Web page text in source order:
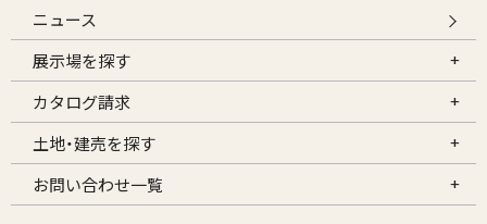
ニュース
展示場を探す
カタログ請求
土地・建売を探す
お問い合わせ一覧